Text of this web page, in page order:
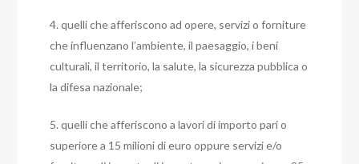
4. quelli che afferiscono ad opere, servizi o forniture
che influenzano l’ambiente, il paesaggio, i beni
culturali, il territorio, la salute, la sicurezza pubblica o
la difesa nazionale;
5. quelli che afferiscono a lavori di importo pari o
superiore a 15 milioni di euro oppure servizi e/o